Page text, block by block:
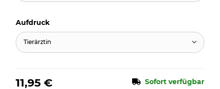
Aufdruck
Tierärztin
11,95 € Sofort verfügbar